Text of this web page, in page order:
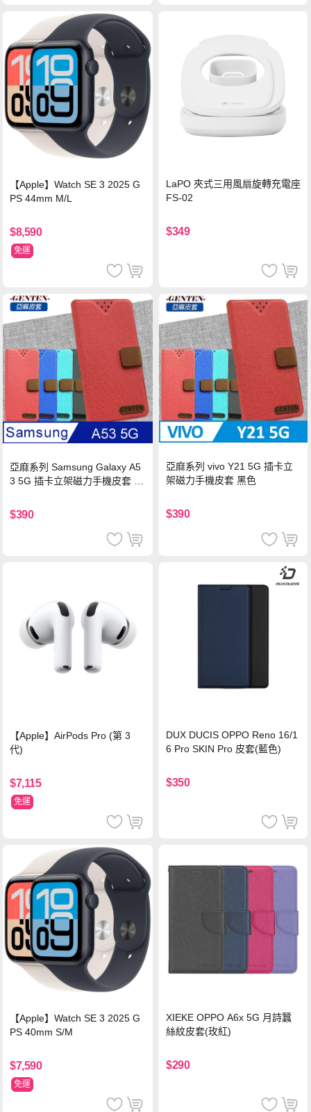
【Apple】Watch SE 3 2025 G
PS 44mm M/L
$8,590
免運
LaPO 夾式三用風扇旋轉充電座
FS-02
$349
亞麻系列 Samsung Galaxy A5
3 5G 插卡立架磁力手機皮套 藍
$390
亞麻系列 vivo Y21 5G 插卡立
架磁力手機皮套 黑色
$390
【Apple】AirPods Pro (第 3
代)
$7,115
免運
DUX DUCIS OPPO Reno 16/1
6 Pro SKIN Pro 皮套(藍色)
$350
【Apple】Watch SE 3 2025 G
PS 40mm S/M
$7,590
免運
XIEKE OPPO A6x 5G 月詩蠶
絲紋皮套(玫紅)
$290